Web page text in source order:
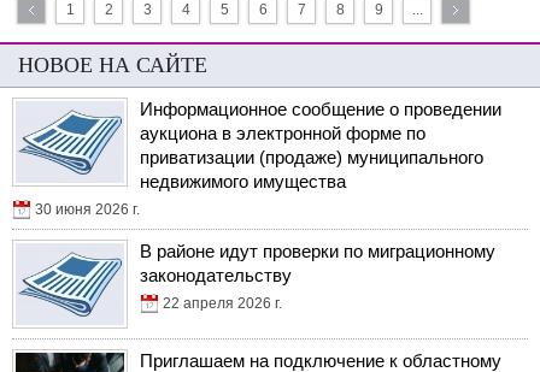
1 2 3 4 5 6 7 8 9 ...
НОВОЕ НА САЙТЕ
Информационное сообщение о проведении
аукциона в электронной форме по
приватизации (продаже) муниципального
недвижимого имущества
30 июня 2026 г.
В районе идут проверки по миграционному
законодательству
22 апреля 2026 г.
Приглашаем на подключение к областному